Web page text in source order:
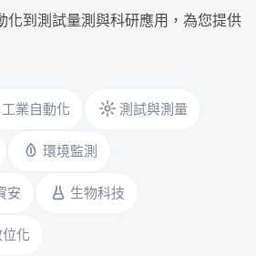
化到測試量測與科研應用，為您提供
工業自動化 測試與測量
環境監測
安 生物科技
化